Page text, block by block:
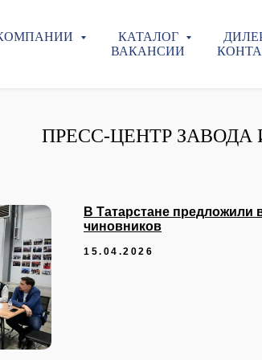
КАТАЛОГ
ВАКАНСИИ
ПРЕСС-ЦЕНТР ЗАВОДА
В Татарстане предложили
чиновников
15.04.2026